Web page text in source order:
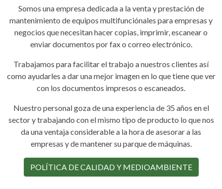
Somos una empresa dedicada a la venta y prestación de
mantenimiento de equipos multifunciónales para empresas y
negocios que necesitan hacer copias, imprimir, escanear o
enviar documentos por fax o correo electrónico.
Trabajamos para facilitar el trabajo a nuestros clientes así
como ayudarles a dar una mejor imagen en lo que tiene que ver
con los documentos impresos o escaneados.
Nuestro personal goza de una experiencia de 35 años en el
sector y trabajando con el mismo tipo de producto lo que nos
da una ventaja considerable a la hora de asesorar a las
empresas y de mantener su parque de máquinas.
POLÍTICA DE CALIDAD Y MEDIOAMBIENTE